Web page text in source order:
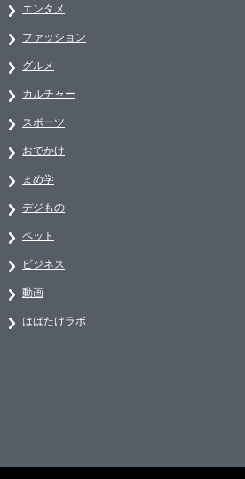
エンタメ
ファッション
グルメ
カルチャー
スポーツ
おでかけ
まめ学
デジもの
ペット
ビジネス
動画
はばたけラボ